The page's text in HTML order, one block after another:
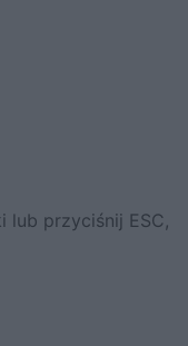
lub przyciśnij ESC,